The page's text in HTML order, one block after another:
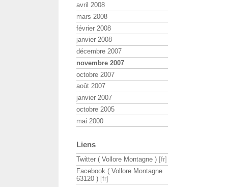
avril 2008
mars 2008
février 2008
janvier 2008
décembre 2007
novembre 2007
octobre 2007
août 2007
janvier 2007
octobre 2005
mai 2000
Liens
Twitter ( Vollore Montagne )
Facebook ( Vollore Montagne
63120 )